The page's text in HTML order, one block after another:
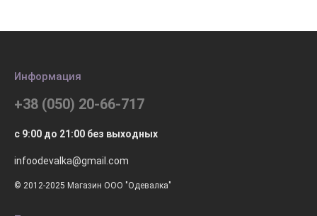
Информация
+38 (050) 20-66-717
с 9:00 до 21:00 без выходных
infoodevalka@gmail.com
© 2012-2025 Магазин ООО "Одевалка"